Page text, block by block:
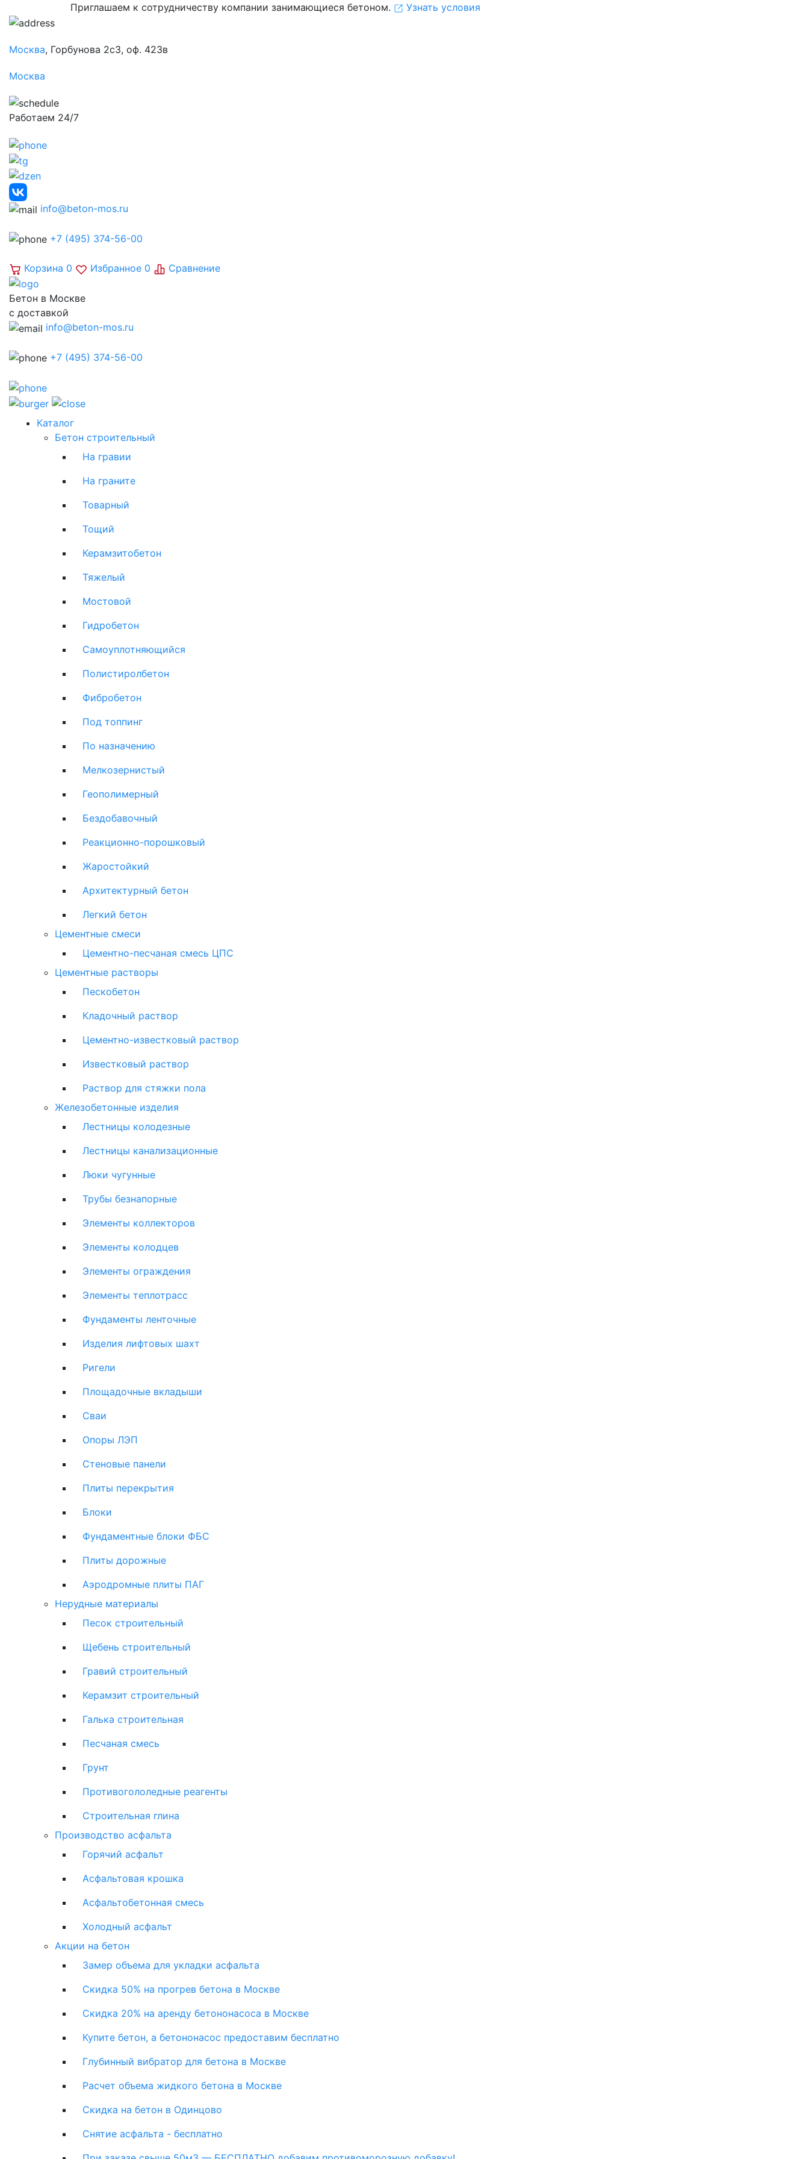
Приглашаем к сотрудничеству компании занимающиеся бетоном. Узнать условия
Москва, Горбунова 2с3, оф. 423в
Москва
Работаем 24/7
info@beton-mos.ru
+7 (495) 374-56-00
Корзина 0 Избранное 0 Сравнение
Бетон в Москве
с доставкой
info@beton-mos.ru
+7 (495) 374-56-00
Каталог
Бетон строительный
На гравии
На граните
Товарный
Тощий
Керамзитобетон
Тяжелый
Мостовой
Гидробетон
Самоуплотняющийся
Полистиролбетон
Фибробетон
Под топпинг
По назначению
Мелкозернистый
Геополимерный
Бездобавочный
Реакционно-порошковый
Жаростойкий
Архитектурный бетон
Легкий бетон
Цементные смеси
Цементно-песчаная смесь ЦПС
Цементные растворы
Пескобетон
Кладочный раствор
Цементно-известковый раствор
Известковый раствор
Раствор для стяжки пола
Железобетонные изделия
Лестницы колодезные
Лестницы канализационные
Люки чугунные
Трубы безнапорные
Элементы коллекторов
Элементы колодцев
Элементы ограждения
Элементы теплотрасс
Фундаменты ленточные
Изделия лифтовых шахт
Ригели
Площадочные вкладыши
Сваи
Опоры ЛЭП
Стеновые панели
Плиты перекрытия
Блоки
Фундаментные блоки ФБС
Плиты дорожные
Аэродромные плиты ПАГ
Нерудные материалы
Песок строительный
Щебень строительный
Гравий строительный
Керамзит строительный
Галька строительная
Песчаная смесь
Грунт
Противогололедные реагенты
Строительная глина
Производство асфальта
Горячий асфальт
Асфальтовая крошка
Асфальтобетонная смесь
Холодный асфальт
Акции на бетон
Замер объема для укладки асфальта
Скидка 50% на прогрев бетона в Москве
Скидка 20% на аренду бетононасоса в Москве
Купите бетон, а бетононасос предоставим бесплатно
Глубинный вибратор для бетона в Москве
Расчет объема жидкого бетона в Москве
Скидка на бетон в Одинцово
Снятие асфальта - бесплатно